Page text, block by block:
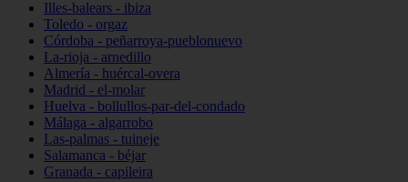
Illes-balears - ibiza
Toledo - orgaz
Córdoba - peñarroya-pueblonuevo
La-rioja - arnedillo
Almería - huércal-overa
Madrid - el-molar
Huelva - bollullos-par-del-condado
Málaga - algarrobo
Las-palmas - tuineje
Salamanca - béjar
Granada - capileira